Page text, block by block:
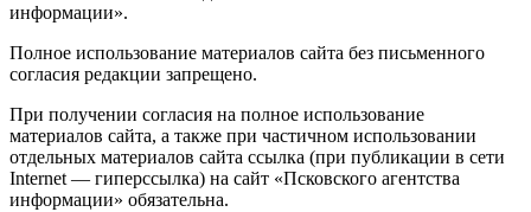
информации».
Полное использование материалов сайта без письменного
согласия редакции запрещено.
При получении согласия на полное использование
материалов сайта, а также при частичном использовании
отдельных материалов сайта ссылка (при публикации в сети
Internet — гиперссылка) на сайт «Псковского агентства
информации» обязательна.